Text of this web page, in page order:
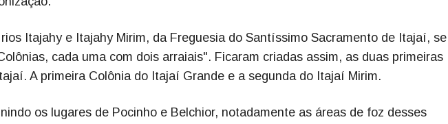
rios Itajahy e Itajahy Mirim, da Freguesia do Santíssimo Sacramento de Itajaí, se
cada uma com dois arraiais". Ficaram criadas assim, as duas primeiras
A primeira Colônia do Itajaí Grande e a segunda do Itajaí Mirim.
os lugares de Pocinho e Belchior, notadamente as áreas de foz desses